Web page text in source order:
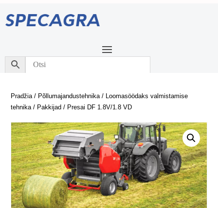
Pradžia/ Põllumajandustehnika/ Loomasöödaks valmistamise
tehnika/ Pakkijad / Presai DF 1.8V/1.8 VD